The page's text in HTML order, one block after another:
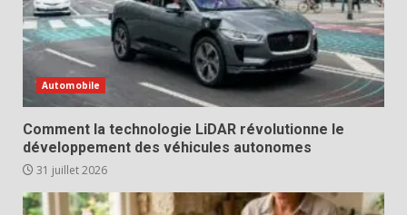
Automobile
Comment la technologie LiDAR révolutionne le
développement des véhicules autonomes
31 juillet 2026